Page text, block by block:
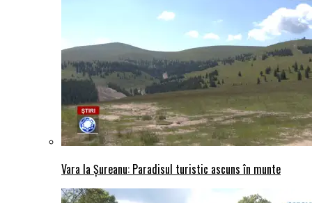
Vara la Șureanu: Paradisul turistic ascuns în munte